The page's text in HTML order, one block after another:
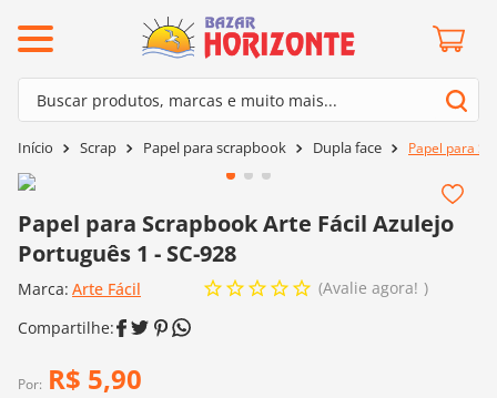
Buscar produtos, marcas e muito mais...
Scrap Papel para scrapbook Dupla face Papel para
Papel para Scrapbook Arte Fácil Azulejo
Português 1 - SC-928
Marca: Arte Fácil Avalie agora!
Por: R$ 5,90
Termos mais buscados
3º kit amigurumi
4º agulha crochê
5º fio amigurumi
mais buscados
barroco
mollet
kit amigurumi
agulha crochê
fio amigurumi
batik